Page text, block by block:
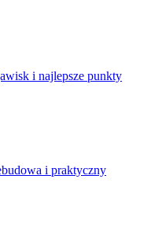
i najlepsze punkty
i praktyczny